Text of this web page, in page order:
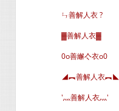
ㄣ善解人衣 ?
▓善解人衣▓
0o善繲亽衣o0
◢︻善解人衣︻◣
′灬善解人衣灬′